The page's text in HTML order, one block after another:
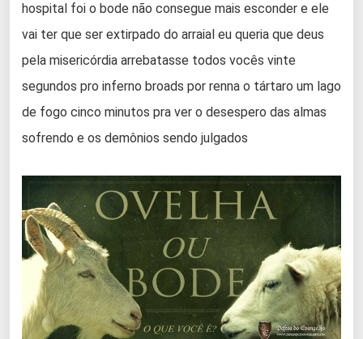
hospital foi o bode não consegue mais esconder e ele
vai ter que ser extirpado do arraial eu queria que deus
pela misericórdia arrebatasse todos vocês vinte
segundos pro inferno broads por renna o tártaro um lago
de fogo cinco minutos pra ver o desespero das almas
sofrendo e os demônios sendo julgados